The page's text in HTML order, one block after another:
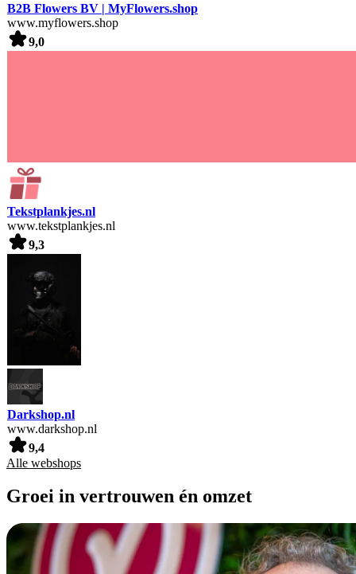
B2B Flowers BV | MyFlowers.shop
www.myflowers.shop
9,0
Tekstplankjes.nl
www.tekstplankjes.nl
9,3
Darkshop.nl
www.darkshop.nl
9,4
Alle webshops
Groei in vertrouwen én omzet